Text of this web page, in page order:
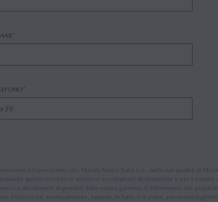
e ti precisiamo che Mazda Motor Italia S.r.l., nella sua qualità di
Inviando questo modulo ci autorizzi a contattarti direttamente o per il
e allestimenti disponibili della nostra gamma. Ti informiamo che potrai
il blocco ed, eventualmente, opporti, in tutto o in parte, per motivi